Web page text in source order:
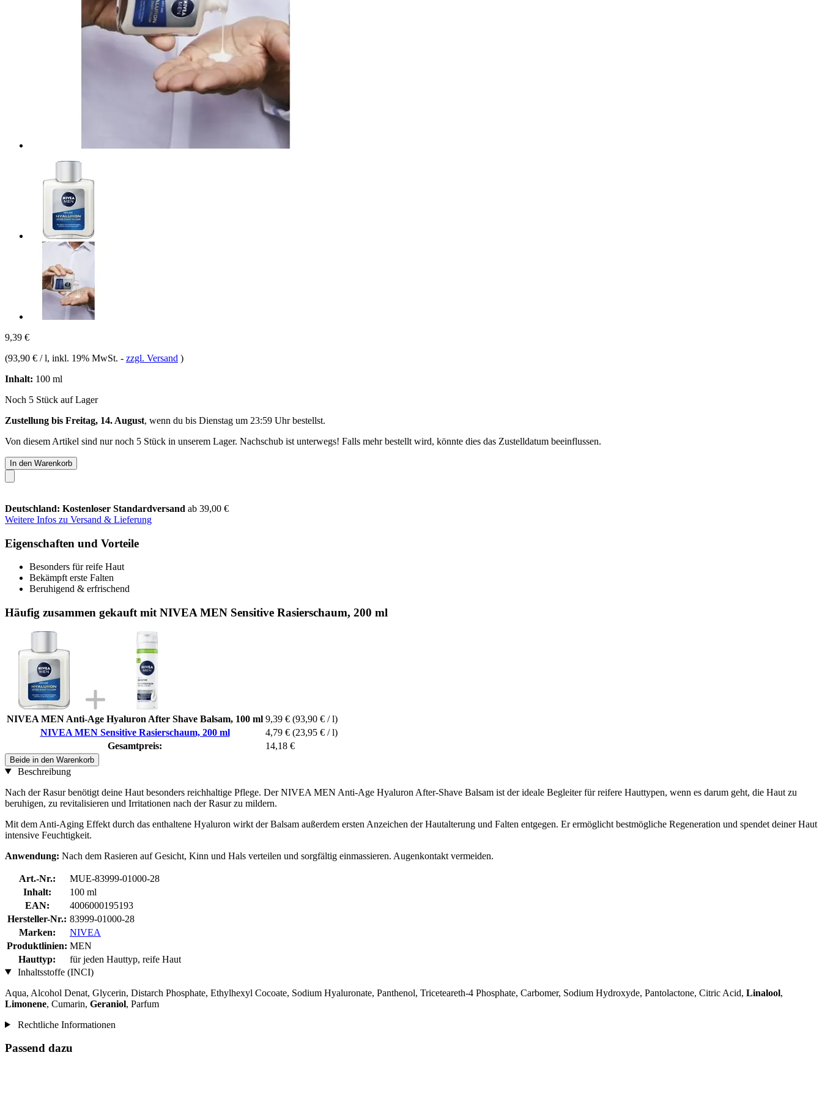
9,39 €
(93,90 € / l, inkl. 19% MwSt. - zzgl. Versand )
Inhalt: 100 ml
Noch 5 Stück auf Lager
Zustellung bis Freitag, 14. August, wenn du bis Dienstag um 23:59 Uhrbestellst.
Von diesem Artikel sind nur noch 5 Stück in unserem Lager. Nachschub ist unterwegs! Falls mehr bestellt wird, könnte dies das Zustelldatum beeinflussen.
In den Warenkorb
Deutschland: Kostenloser Standardversand ab 39,00 €
Weitere Infos zu Versand & Lieferung
Eigenschaften und Vorteile
Besonders für reife Haut
Bekämpft erste Falten
Beruhigend & erfrischend
Häufig zusammen gekauft mit NIVEA MEN Sensitive Rasierschaum, 200 ml
NIVEA MEN Anti-Age Hyaluron After Shave Balsam, 100 ml 9,39 € (93,90 € / l)
NIVEA MEN Sensitive Rasierschaum, 200 ml
4,79 € (23,95 € / l)
Gesamtpreis:
14,18 €
Beide in den Warenkorb
Beschreibung
Nach der Rasur benötigt deine Haut besonders reichhaltige Pflege. Der NIVEA MEN Anti-Age Hyaluron After-Shave Balsam ist der ideale Begleiter für reifere Hauttypen, wenn es darum geht, die Haut zu
beruhigen, zu revitalisieren und Irritationen nach der Rasur zu mildern.
Mit dem Anti-Aging Effekt durch das enthaltene Hyaluron wirkt der Balsam außerdem ersten Anzeichen der Hautalterung und Falten entgegen. Er ermöglicht bestmögliche Regeneration und spendet deiner Haut
intensive Feuchtigkeit.
Anwendung: Nach dem Rasieren auf Gesicht, Kinn und Hals verteilen und sorgfältig einmassieren. Augenkontakt vermeiden.
Art.-Nr.:
MUE-83999-01000-28
Inhalt:
100 ml
EAN:
4006000195193
Hersteller-Nr.: 83999-01000-28
Marken:
NIVEA
Produktlinien: MEN
Hauttyp:
für jeden Hauttyp, reife Haut
Inhaltsstoffe (INCI)
Aqua, Alcohol Denat, Glycerin, Distarch Phosphate, Ethylhexyl Cocoate, Sodium Hyaluronate, Panthenol, Triceteareth-4 Phosphate, Carbomer, Sodium Hydroxyde, Pantolactone, Citric Acid, Linalool,
Limonene, Cumarin, Geraniol, Parfum
Rechtliche Informationen
Passend dazu